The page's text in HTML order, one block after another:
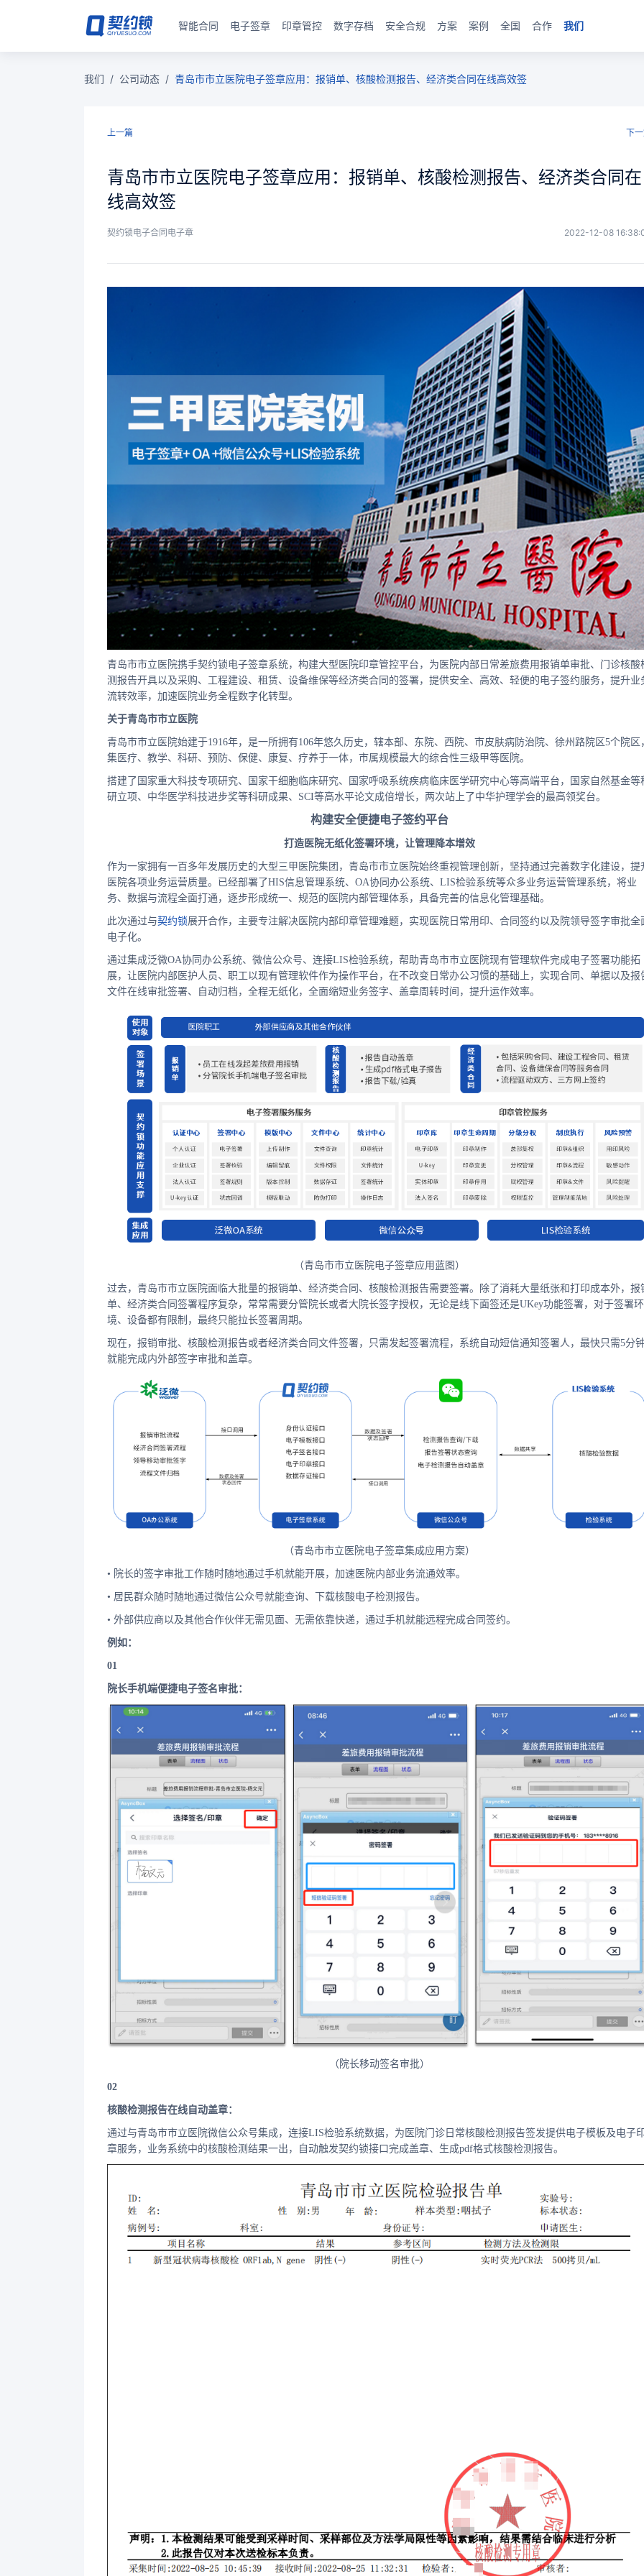
智能合同 电子签章 印章管控 数字存档 安全合规 方案 案例 全国 合作 我们
我们 / 公司动态 / 青岛市市立医院电子签章应用：报销单、核酸检测报告、经济类合同在线高效签
上一篇 下
青岛市市立医院电子签章应用：报销单、核酸检测报告、经济类合同在
线高效签
契约锁电子合同电子章 2022-12-08
青岛市市立医院携手契约锁电子签章系统，构建大型医院印章管控平台，为医院内部日常差旅费用报销单审批、门诊核酸
测报告开具以及采购、工程建设、租赁、设备维保等经济类合同的签署，提供安全、高效、轻便的电子签约服务，提升业
流转效率，加速医院业务全程数字化转型。
关于青岛市市立医院
青岛市市立医院始建于1916年，是一所拥有106年悠久历史，辖本部、东院、西院、市皮肤病防治院、徐州路院区5个院区
集医疗、教学、科研、预防、保健、康复、疗养于一体，市属规模最大的综合性三级甲等医院。
搭建了国家重大科技专项研究、国家干细胞临床研究、国家呼吸系统疾病临床医学研究中心等高端平台，国家自然基金等
研立项、中华医学科技进步奖等科研成果、SCI等高水平论文成倍增长，两次站上了中华护理学会的最高领奖台。
构建安全便捷电子签约平台
打造医院无纸化签署环境，让管理降本增效
作为一家拥有一百多年发展历史的大型三甲医院集团，青岛市市立医院始终重视管理创新，坚持通过完善数字化建设，提
医院各项业务运营质量。已经部署了HIS信息管理系统、OA协同办公系统、LIS检验系统等众多业务运营管理系统，将业
务、数据与流程全面打通，逐步形成统一、规范的医院内部管理体系，具备完善的信息化管理基础。
此次通过与契约锁展开合作，主要专注解决医院内部印章管理难题，实现医院日常用印、合同签约以及院领导签字审批全
电子化。
通过集成泛微OA协同办公系统、微信公众号、连接LIS检验系统，帮助青岛市市立医院现有管理软件完成电子签署功能拓
展，让医院内部医护人员、职工以现有管理软件作为操作平台，在不改变日常办公习惯的基础上，实现合同、单据以及报
文件在线审批签署、自动归档，全程无纸化，全面缩短业务签字、盖章周转时间，提升运作效率。
（青岛市市立医院电子签章应用蓝图）
过去，青岛市市立医院面临大批量的报销单、经济类合同、核酸检测报告需要签署。除了消耗大量纸张和打印成本外，报
单、经济类合同签署程序复杂，常常需要分管院长或者大院长签字授权，无论是线下面签还是UKey功能签署，对于签署环
境、设备都有限制，最终只能拉长签署周期。
现在，报销审批、核酸检测报告或者经济类合同文件签署，只需发起签署流程，系统自动短信通知签署人，最快只需5分
就能完成内外部签字审批和盖章。
（青岛市市立医院电子签章集成应用方案）
• 院长的签字审批工作随时随地通过手机就能开展，加速医院内部业务流通效率。
• 居民群众随时随地通过微信公众号就能查询、下载核酸电子检测报告。
• 外部供应商以及其他合作伙伴无需见面、无需依靠快递，通过手机就能远程完成合同签约。
例如：
01
院长手机端便捷电子签名审批：
（院长移动签名审批）
02
核酸检测报告在线自动盖章：
通过与青岛市市立医院微信公众号集成，连接LIS检验系统数据，为医院门诊日常核酸检测报告签发提供电子模板及电子
章服务，业务系统中的核酸检测结果一出，自动触发契约锁接口完成盖章、生成pdf格式核酸检测报告。